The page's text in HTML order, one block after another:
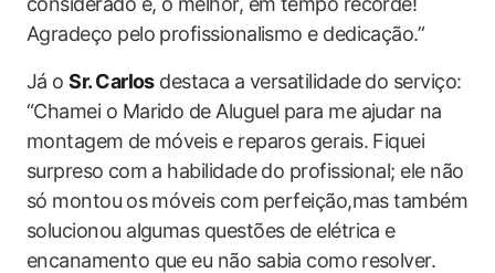
Agradeço pelo profissionalismo e dedicação.”
Já oSr. Carlosdestaca‍ a versatilidade do serviço:
“Chamei o Marido de Aluguel para me ajudar‌ na
montagem ⁣de móveis e reparos‍ gerais. Fiquei
surpreso ⁢com a habilidade do profissional; ele não
só montou⁤ os móveis com⁤ perfeição,mas também
‌solucionou algumas questões de elétrica e⁤
encanamento que eu não sabia como ⁣resolver.